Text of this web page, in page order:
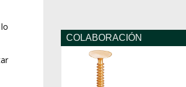
COLABORACIÓN